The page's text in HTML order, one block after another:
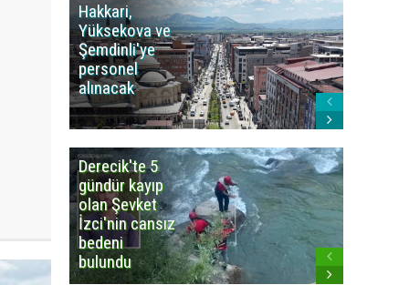
Hakkari,
Yüksekova ve
Şemdinli'ye
personel
alınacak
Derecik'te 5
gündür kayıp
olan Şevket
İzci'nin cansız
bedeni
bulundu